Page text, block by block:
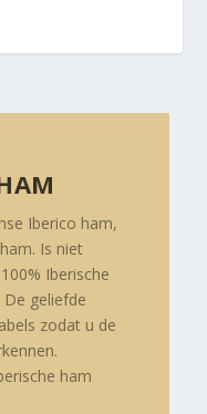
Iberico ham,
Is niet
Iberische
geliefde
zodat u de
ham